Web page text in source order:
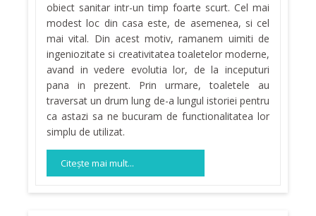
obiect sanitar intr-un timp foarte scurt. Cel mai
modest loc din casa este, de asemenea, si cel
mai vital. Din acest motiv, ramanem uimiti de
ingeniozitate si creativitatea toaletelor moderne,
avand in vedere evolutia lor, de la inceputuri
pana in prezent. Prin urmare, toaletele au
traversat un drum lung de-a lungul istoriei pentru
ca astazi sa ne bucuram de functionalitatea lor
simplu de utilizat.
Citeşte mai mult...